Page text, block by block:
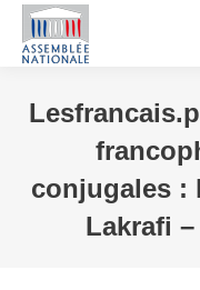
conjugales :
Lakrafi